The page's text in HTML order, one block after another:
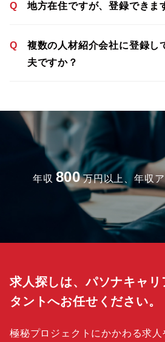
Q 地方在住ですが、登録できま
Q
複数の人材紹介会社に登録し
夫ですか？
年収 800 万円以上、年収
求人探しは、パソナキャ
タントへお任せください。
極秘プロジェクトにかかわる求人